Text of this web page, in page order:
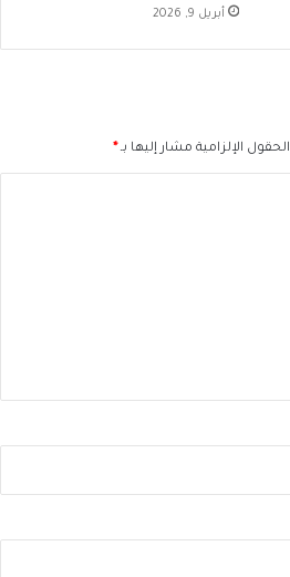
أبريل 9, 2026
الحقول الإلزامية مشار إليها بـ *